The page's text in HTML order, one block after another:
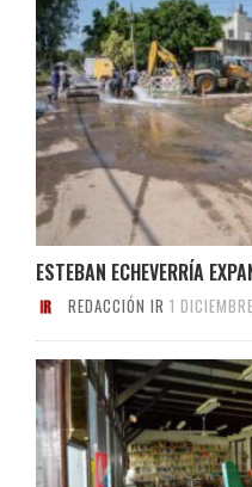
ESTEBAN ECHEVERRÍA
REDACCIÓN IR 1